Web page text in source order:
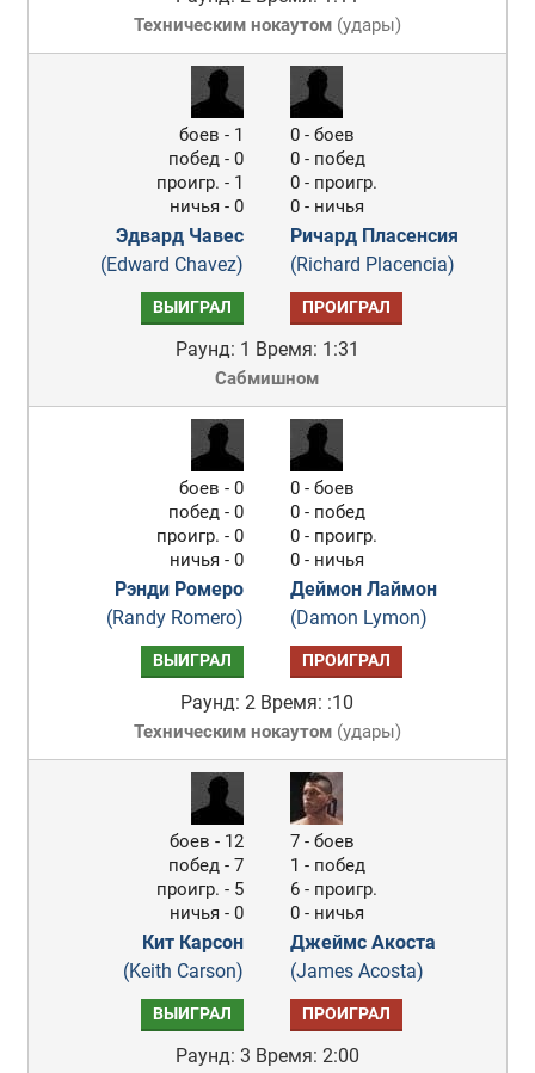
Техническим нокаутом(удары)
боев - 1
побед - 0
проигр. - 1
ничья - 0
Эдвард Чавес
(Edward Chavez)
0 - боев
0 - побед
0 - проигр.
0 - ничья
Ричард Пласенсия
(Richard Placencia)
ВЫИГРАЛ ПРОИГРАЛ
Раунд: 1 Время: 1:31
Сабмишном
боев - 0
побед - 0
проигр. - 0
ничья - 0
Рэнди Ромеро
(Randy Romero)
0 - боев
0 - побед
0 - проигр.
0 - ничья
Деймон Лаймон
(Damon Lymon)
ВЫИГРАЛ ПРОИГРАЛ
Раунд: 2 Время: :10
Техническим нокаутом(удары)
боев - 12
побед - 7
проигр. - 5
ничья - 0
Кит Карсон
(Keith Carson)
7 - боев
1 - побед
6 - проигр.
0 - ничья
Джеймс Акоста
(James Acosta)
ВЫИГРАЛ ПРОИГРАЛ
Раунд: 3 Время: 2:00